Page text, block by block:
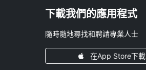
下載我們的應用程式
隨時隨地尋找和聘請專業人士
在App Store下載